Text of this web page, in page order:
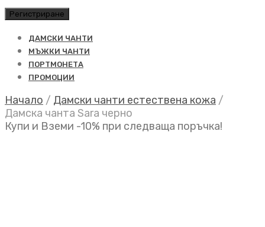
Регистриране
ДАМСКИ ЧАНТИ
МЪЖКИ ЧАНТИ
ПОРТМОНЕТА
ПРОМОЦИИ
Начало / Дамски чанти естествена кожа /
Дамска чанта Sara черно
Купи и Вземи -10% при следваща поръчка!